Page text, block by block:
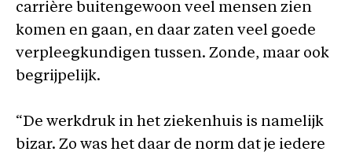
carrière buitengewoon veel mensen zien
komen en gaan, en daar zaten veel goede
verpleegkundigen tussen. Zonde, maar ook
begrijpelijk.
“De werkdruk in het ziekenhuis is namelijk
bizar. Zo was het daar de norm dat je iedere